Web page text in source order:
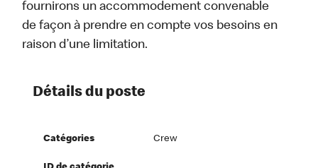
fournirons un accommodement convenable
de façon à prendre en compte vos besoins en
raison d’une limitation.
Détails du poste
Catégories Crew